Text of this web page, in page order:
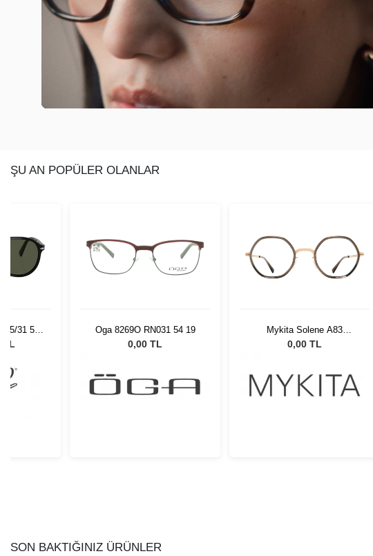
ŞU AN POPÜLER OLANLAR
95/31 55
TL
Oga 8269O RN031 54 19
0,00 TL
Mykita Solene A83
CGD/Clear Ash 653
0,00 TL
SON BAKTIĞINIZ ÜRÜNLER